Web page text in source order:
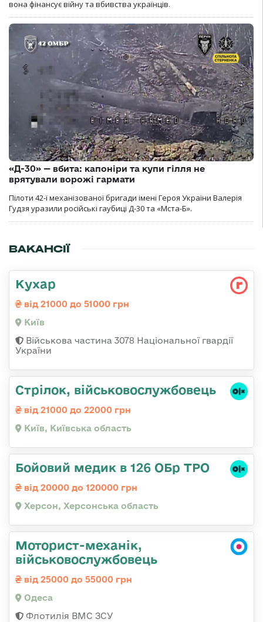
вона фінансує війну та вбивства українців.
«Д-30» — вбита: капоніри та купи гілля не
врятували ворожі гармати
Пілоти 42-ї механізованої бригади імені Героя України Валерія
Гудзя уразили російські гаубиці Д-30 та «Мста-Б».
ВАКАНСІЇ
Кухар
від 21000 до 51000 грн
Київ
Військова частина 3078 Національної гвардії
України
Стрілок, військовослужбовець
від 21000 до 22000 грн
Київ, Київська область
Бойовий медик в 126 ОБр ТРО
від 20000 до 120000 грн
Херсон, Херсонська область
Моторист-механік,
військовослужбовець
від 25000 до 55000 грн
Одеса
Флотилія ВМС ЗСУ